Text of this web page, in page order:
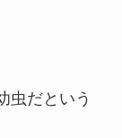
虫だという